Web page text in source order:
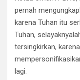
pernah
karena Tuhan itu
Tuhan,
tersingkirkan,
lagi.